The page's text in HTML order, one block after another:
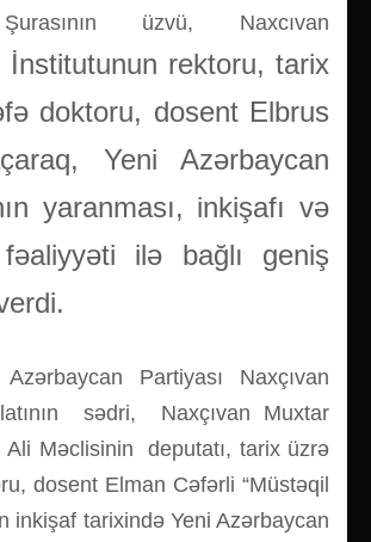
üzvü, Naxcıvan
rektoru, tarix
doktoru, dosent Elbrus
Yeni Azərbaycan
yaranması, inkişafı və
ilə bağlı geniş
Partiyası Naxçıvan
sədri, Naxçıvan Muxtar
Ali Məclisinin deputatı, tarix üzrə
dosent Elman Cəfərli “Müstəqil
inkişaf tarixində Yeni Azərbaycan